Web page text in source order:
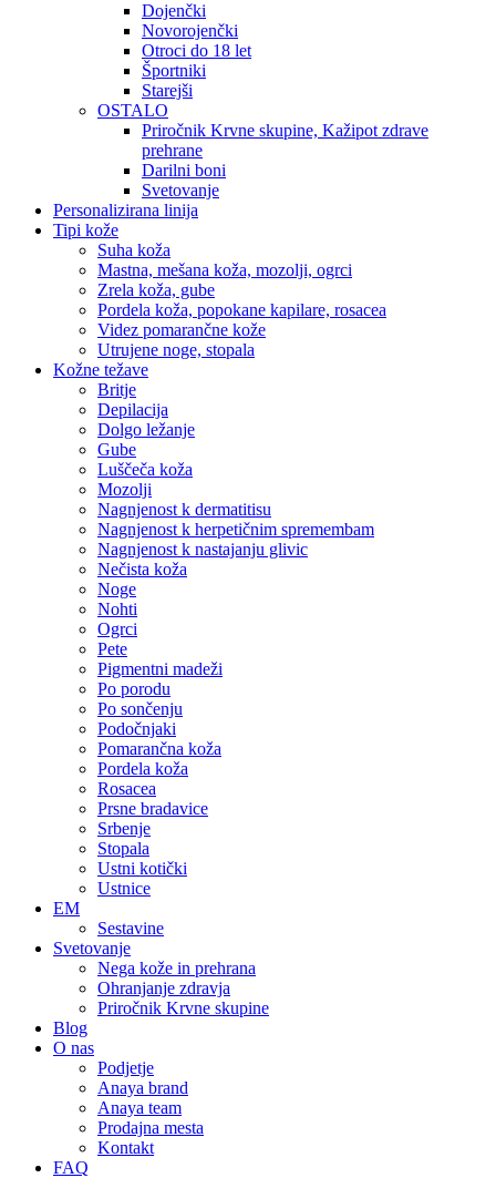
Dojenčki
Novorojenčki
Otroci do 18 let
Športniki
Starejši
OSTALO
Priročnik Krvne skupine, Kažipot zdrave
prehrane
Darilni boni
Svetovanje
Personalizirana linija
Tipi kože
Suha koža
Mastna, mešana koža, mozolji, ogrci
Zrela koža, gube
Pordela koža, popokane kapilare, rosacea
Videz pomarančne kože
Utrujene noge, stopala
Kožne težave
Britje
Depilacija
Dolgo ležanje
Gube
Luščeča koža
Mozolji
Nagnjenost k dermatitisu
Nagnjenost k herpetičnim spremembam
Nagnjenost k nastajanju glivic
Nečista koža
Noge
Nohti
Ogrci
Pete
Pigmentni madeži
Po porodu
Po sončenju
Podočnjaki
Pomarančna koža
Pordela koža
Rosacea
Prsne bradavice
Srbenje
Stopala
Ustni kotički
Ustnice
EM
Sestavine
Svetovanje
Nega kože in prehrana
Ohranjanje zdravja
Priročnik Krvne skupine
Blog
O nas
Podjetje
Anaya brand
Anaya team
Prodajna mesta
Kontakt
FAQ